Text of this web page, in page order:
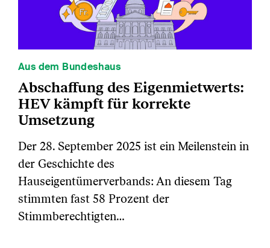
Aus dem Bundeshaus
Abschaffung des Eigenmietwerts:
HEV kämpft für korrekte
Umsetzung
Der 28. September 2025 ist ein Meilenstein in
der Geschichte des
Hauseigentümerverbands: An diesem Tag
stimmten fast 58 Prozent der
Stimmberechtigten…